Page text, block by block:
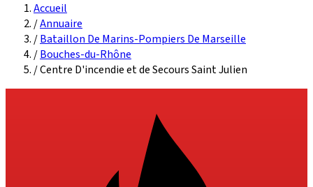
Accueil
/Annuaire
/Bataillon De Marins-Pompiers De Marseille
/Bouches-du-Rhône
/Centre D'incendie et de Secours Saint Julien